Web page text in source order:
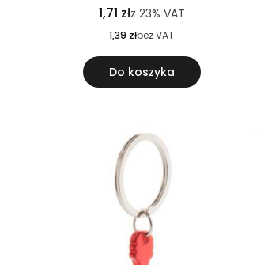
1,71 złz 23% VAT
1,39 złbez VAT
Do koszyka